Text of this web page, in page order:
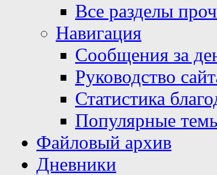
Все разделы
Навигация
Сообщения за
Руководство
Статистика
Популярные
Файловый архив
Дневники